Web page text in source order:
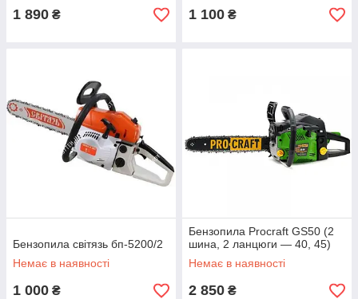
1 890 ₴ 1 100 ₴
Бензопила світязь бп-5200/2
Немає в наявності
1 000 ₴
Бензопила Procraft GS50 (2
шина, 2 ланцюги — 40, 45)
Немає в наявності
2 850 ₴